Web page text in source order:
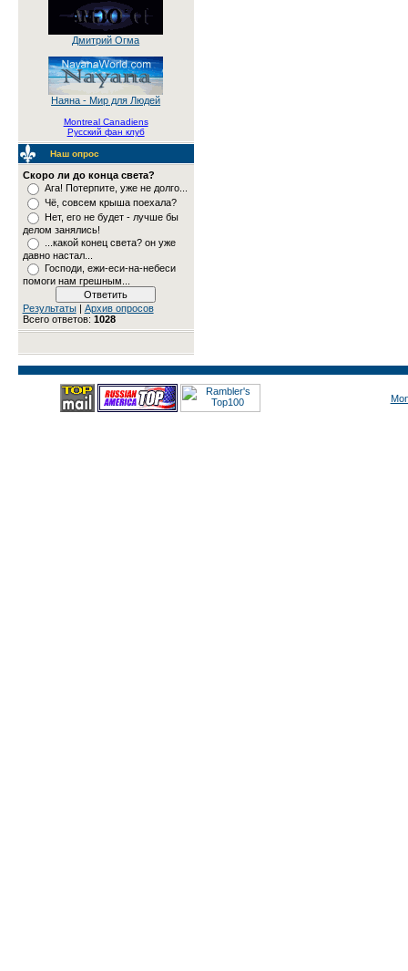
Дмитрий Огма
Наяна - Мир для Людей
Montreal Canadiens
Русский фан клуб
Наш опрос
Скоро ли до конца света?
Ага! Потерпите, уже не долго...
Чё, совсем крыша поехала?
Нет, его не будет - лучше бы
делом занялись!
...какой конец света? он уже
давно настал...
Господи, ежи-еси-на-небеси
помоги нам грешным...
Результаты| Архив опросов
Всего ответов: 1028